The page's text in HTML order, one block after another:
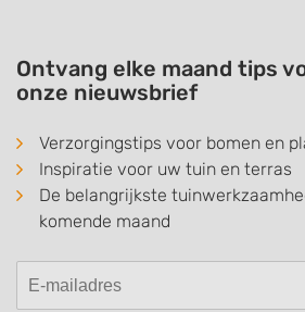
Ontvang elke maand tips
onze nieuwsbrief
Verzorgingstips voor bomen en
Inspiratie voor uw tuin en terras
De belangrijkste
komende maand